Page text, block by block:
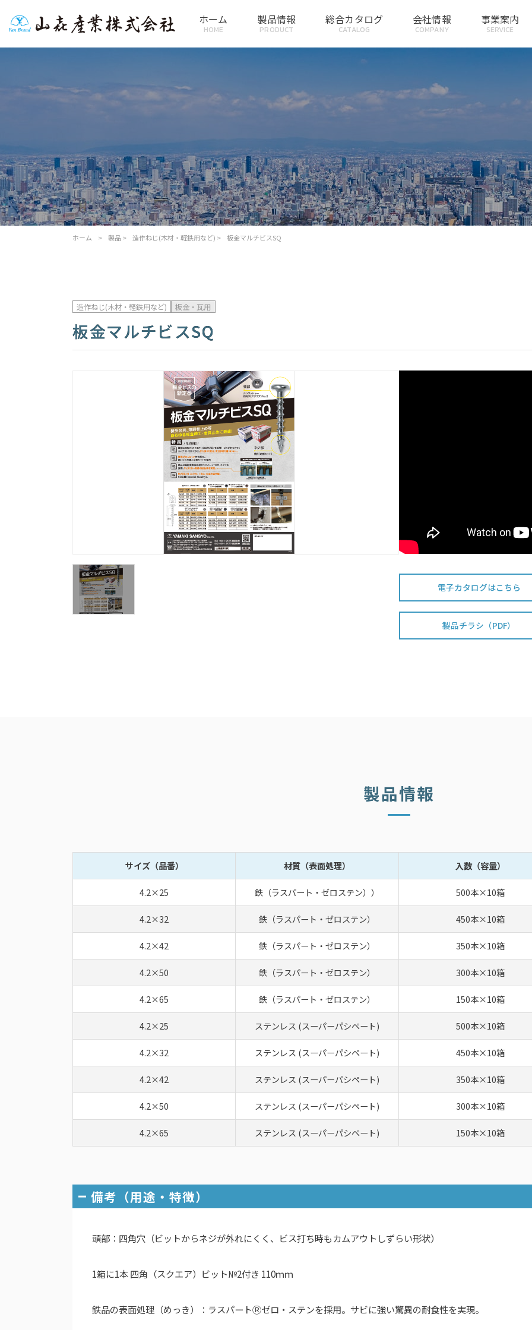
ホーム
HOME
製品情報
PRODUCT
総合カタログ
CATALOG
会社情報
COMPANY
事業案内
SERVICE
ホーム > 製品> 造作ねじ(木材・軽鉄用など) > 板金マルチビスSQ
造作ねじ(木材・軽鉄用など) 板金・瓦用
板金マルチビスSQ
電子カタログはこちら
製品チラシ（PDF）
製品情報
サイズ（品番） 材質（表面処理） 入数（容量）
4.2×25 鉄（ラスパート・ゼロステン）） 500本×10箱
4.2×32 鉄（ラスパート・ゼロステン） 450本×10箱
4.2×42 鉄（ラスパート・ゼロステン） 350本×10箱
4.2×50 鉄（ラスパート・ゼロステン） 300本×10箱
4.2×65 鉄（ラスパート・ゼロステン） 150本×10箱
4.2×25 ステンレス (スーパーパシペート) 500本×10箱
4.2×32 ステンレス (スーパーパシペート) 450本×10箱
4.2×42 ステンレス (スーパーパシペート) 350本×10箱
4.2×50 ステンレス (スーパーパシペート) 300本×10箱
4.2×65 ステンレス (スーパーパシペート) 150本×10箱
備考（用途・特徴）
頭部：四角穴（ビットからネジが外れにくく、ビス打ち時もカムアウトしずらい形状）
1箱に1本 四角（スクエア）ビット№2付き 110ｍｍ
鉄品の表面処理（めっき）：ラスパートⓇゼロ・ステンを採用。サビに強い驚異の耐食性を実現。